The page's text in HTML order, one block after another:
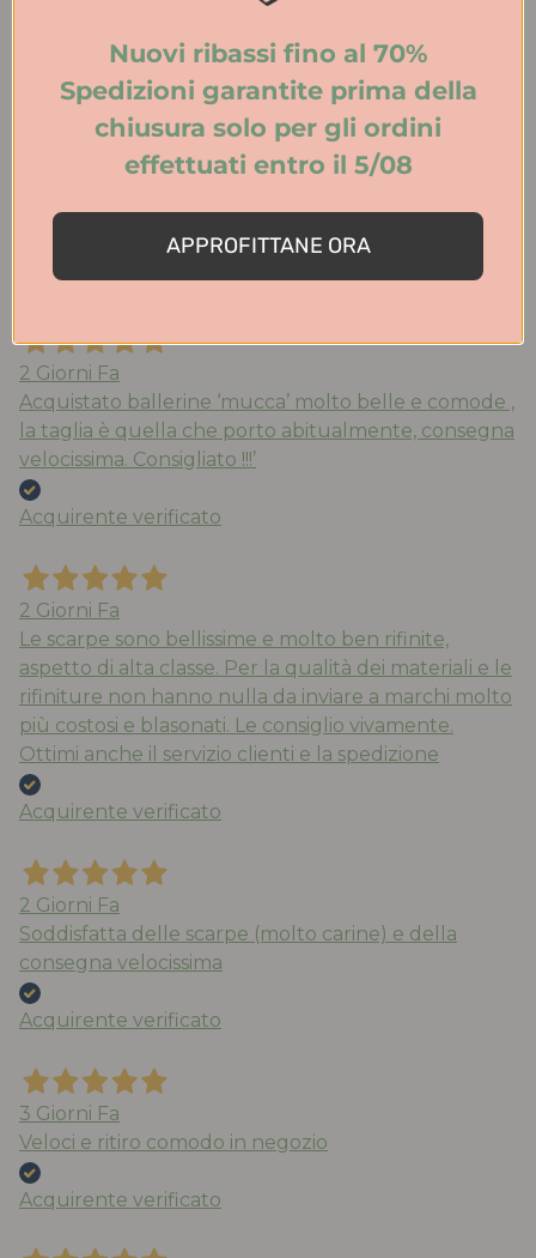
Consigliato.
Acquirente verificato
2 Giorni Fa
Acquistato ballerine ‘mucca’ molto belle e comode ,
la taglia è quella che porto abitualmente, consegna
velocissima. Consigliato !!!’
Acquirente verificato
2 Giorni Fa
Le scarpe sono bellissime e molto ben rifinite,
aspetto di alta classe. Per la qualità dei materiali e le
rifiniture non hanno nulla da inviare a marchi molto
più costosi e blasonati. Le consiglio vivamente.
Ottimi anche il servizio clienti e la spedizione
Acquirente verificato
2 Giorni Fa
Soddisfatta delle scarpe (molto carine) e della
consegna velocissima
Acquirente verificato
3 Giorni Fa
Veloci e ritiro comodo in negozio
Acquirente verificato
Nuovi ribassi fino al 70%
Spedizioni garantite prima della
chiusura solo per gli ordini
effettuati entro il 5/08
APPROFITTANE ORA